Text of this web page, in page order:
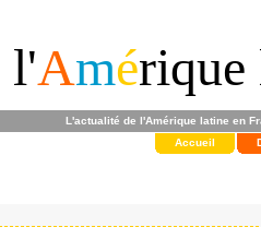
l'Amérique
L'actualité de l'Amérique latine en
Accueil